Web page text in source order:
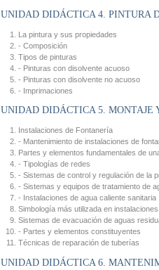
UNIDAD DIDÁCTICA 4. PINTURA
La pintura y sus propiedades
- Composición
Tipos de pinturas
- Pinturas con disolvente acuoso
- Pinturas con disolvente no acuoso
- Imprimaciones
UNIDAD DIDÁCTICA 5. MONTAJE
Instalaciones de Fontanería
- Mantenimiento de instalaciones de
Partes y elementos fundamentales de
- Tipologías de redes
- Sistemas de control y regulación de la
- Sistemas y equipos de tratamiento de
- Instalaciones de agua caliente sanitaria
Simbología más utilizada en
Sistemas de evacuación de aguas
- Partes y elementos constituyentes
Técnicas de reparación de tuberías
UNIDAD DIDÁCTICA 6.